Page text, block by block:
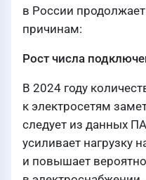
в России
причинам:
Рост числа
В 2024 году
к электросетям
следует из данных
усиливает нагрузку
и повышает